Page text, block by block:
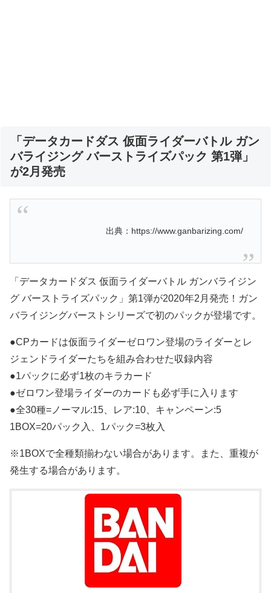
「データカードダス 仮面ライダーバトル ガン
バライジング バーストライズパック 第1弾」
が2月発売
出典：https://www.ganbarizing.com/
「データカードダス 仮面ライダーバトル ガンバライジン
グ バーストライズパック」第1弾が2020年2月発売！ガン
バライジングバーストシリーズで初のパックが登場です。
●CPカードは仮面ライダーゼロワン登場のライダーとレ
ジェンドライダーたちを組み合わせた収録内容
●1パックに必ず1枚のキラカード
●ゼロワン登場ライダーのカードも必ず手に入ります
●全30種=ノーマル:15、レア:10、キャンペーン:5
1BOX=20パック入、1パック=3枚入
※1BOXで全種類揃わない場合があります。また、重複が
発生する場合があります。